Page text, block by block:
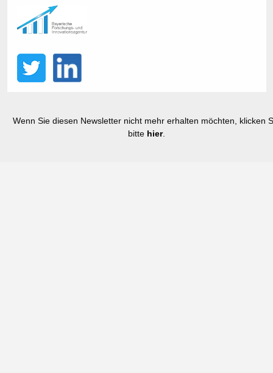
Wenn Sie diesen Newsletter nicht mehr erhalten möchten, klicken
bitte hier.